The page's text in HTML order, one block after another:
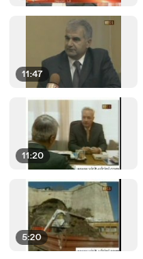
11:47
11:20
5:20